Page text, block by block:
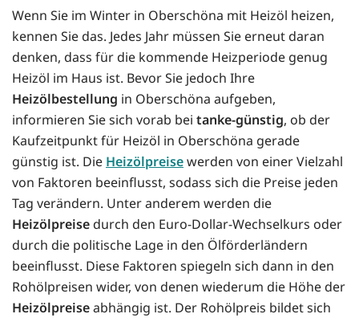
Wenn Sie im Winter in Oberschöna mit Heizöl heizen,
kennen Sie das. Jedes Jahr müssen Sie erneut daran
denken, dass für die kommende Heizperiode genug
Heizöl im Haus ist. Bevor Sie jedoch Ihre
Heizölbestellung in Oberschöna aufgeben,
informieren Sie sich vorab bei tanke-günstig, ob der
Kaufzeitpunkt für Heizöl in Oberschöna gerade
günstig ist. Die Heizölpreisewerden von einer Vielzahl
von Faktoren beeinflusst, sodass sich die Preise jeden
Tag verändern. Unter anderem werden die
Heizölpreise durch den Euro-Dollar-Wechselkurs oder
durch die politische Lage in den Ölförderländern
beeinflusst. Diese Faktoren spiegeln sich dann in den
Rohölpreisen wider, von denen wiederum die Höhe der
Heizölpreiseabhängig ist. Der Rohölpreis bildet sich